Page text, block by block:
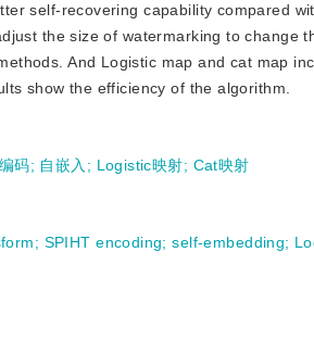
self-recovering capability compared
the size of watermarking to change
And Logistic map and cat map
show the efficiency of the algorithm.
码; 自嵌入 ; Logistic映射; Cat映射
; SPIHT encoding;self-embedding;